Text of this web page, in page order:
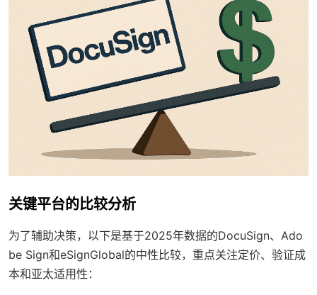
关键平台的比较分析
为了辅助决策，以下是基于2025年数据的DocuSign、Ado
be Sign和eSignGlobal的中性比较，重点关注定价、验证成
本和亚太适用性：